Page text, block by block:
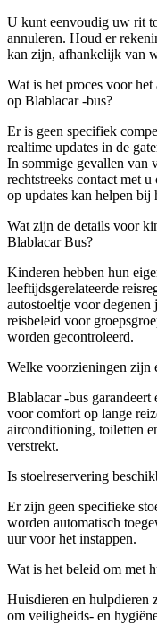
U kunt eenvoudig uw rit
annuleren. Houd er
kan zijn, afhankelijk van
Wat is het proces voor
op Blablacar -bus?
Er is geen specifiek
realtime updates in de
In sommige gevallen van
rechtstreeks contact met
op updates kan helpen bij
Wat zijn de details voor
Blablacar Bus?
Kinderen hebben hun
leeftijdsgerelateerde
autostoeltje voor
reisbeleid voor
worden gecontroleerd.
Welke voorzieningen zijn
Blablacar -bus garandeert
voor comfort op lange
airconditioning, toiletten
verstrekt.
Is stoelreservering
Er zijn geen specifieke
worden automatisch
uur voor het instappen.
Wat is het beleid om met
Huisdieren en hulpdieren
om veiligheids- en